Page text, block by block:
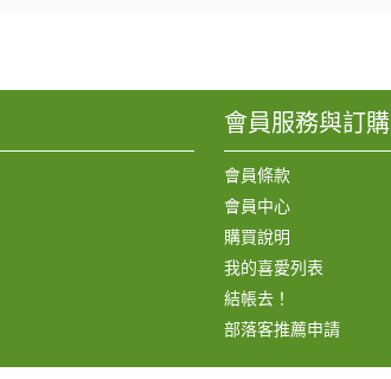
會員服務與訂購
會員條款
會員中心
購買說明
我的喜愛列表
結帳去！
部落客推薦申請